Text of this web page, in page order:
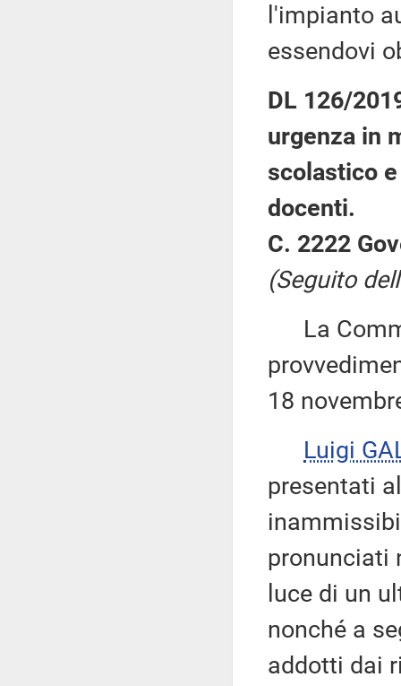
l'impianto
essendovi
DL 126/
urgenza in
scolastico
docenti.
C. 2222
(Seguito
La
18
Luigi
presentati
pronunciati
luce di un
nonché a
addotti dai